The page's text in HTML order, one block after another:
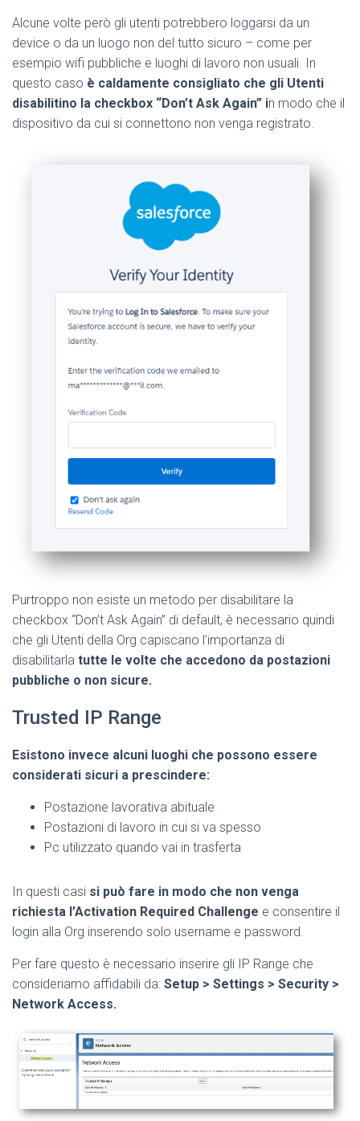
Alcune volte però gli utenti potrebbero loggarsi da un
device o da un luogo non del tutto sicuro – come per
esempio wifi pubbliche e luoghi di lavoro non usuali. In
questo caso è caldamente consigliato che gli Utenti
disabilitino la checkbox “Don’t Ask Again” in modo che il
dispositivo da cui si connettono non venga registrato.
Purtroppo non esiste un metodo per disabilitare la
checkbox “Don’t Ask Again” di default, è necessario quindi
che gli Utenti della Org capiscano l’importanza di
disabilitarla tutte le volte che accedono da postazioni
pubbliche o non sicure.
Trusted IP Range
Esistono invece alcuni luoghi che possono essere
considerati sicuri a prescindere:
Postazione lavorativa abituale
Postazioni di lavoro in cui si va spesso
Pc utilizzato quando vai in trasferta
In questi casi si può fare in modo che non venga
richiesta l’Activation Required Challenge e consentire il
login alla Org inserendo solo username e password.
Per fare questo è necessario inserire gli IP Range che
consideriamo affidabili da: Setup > Settings > Security >
Network Access.